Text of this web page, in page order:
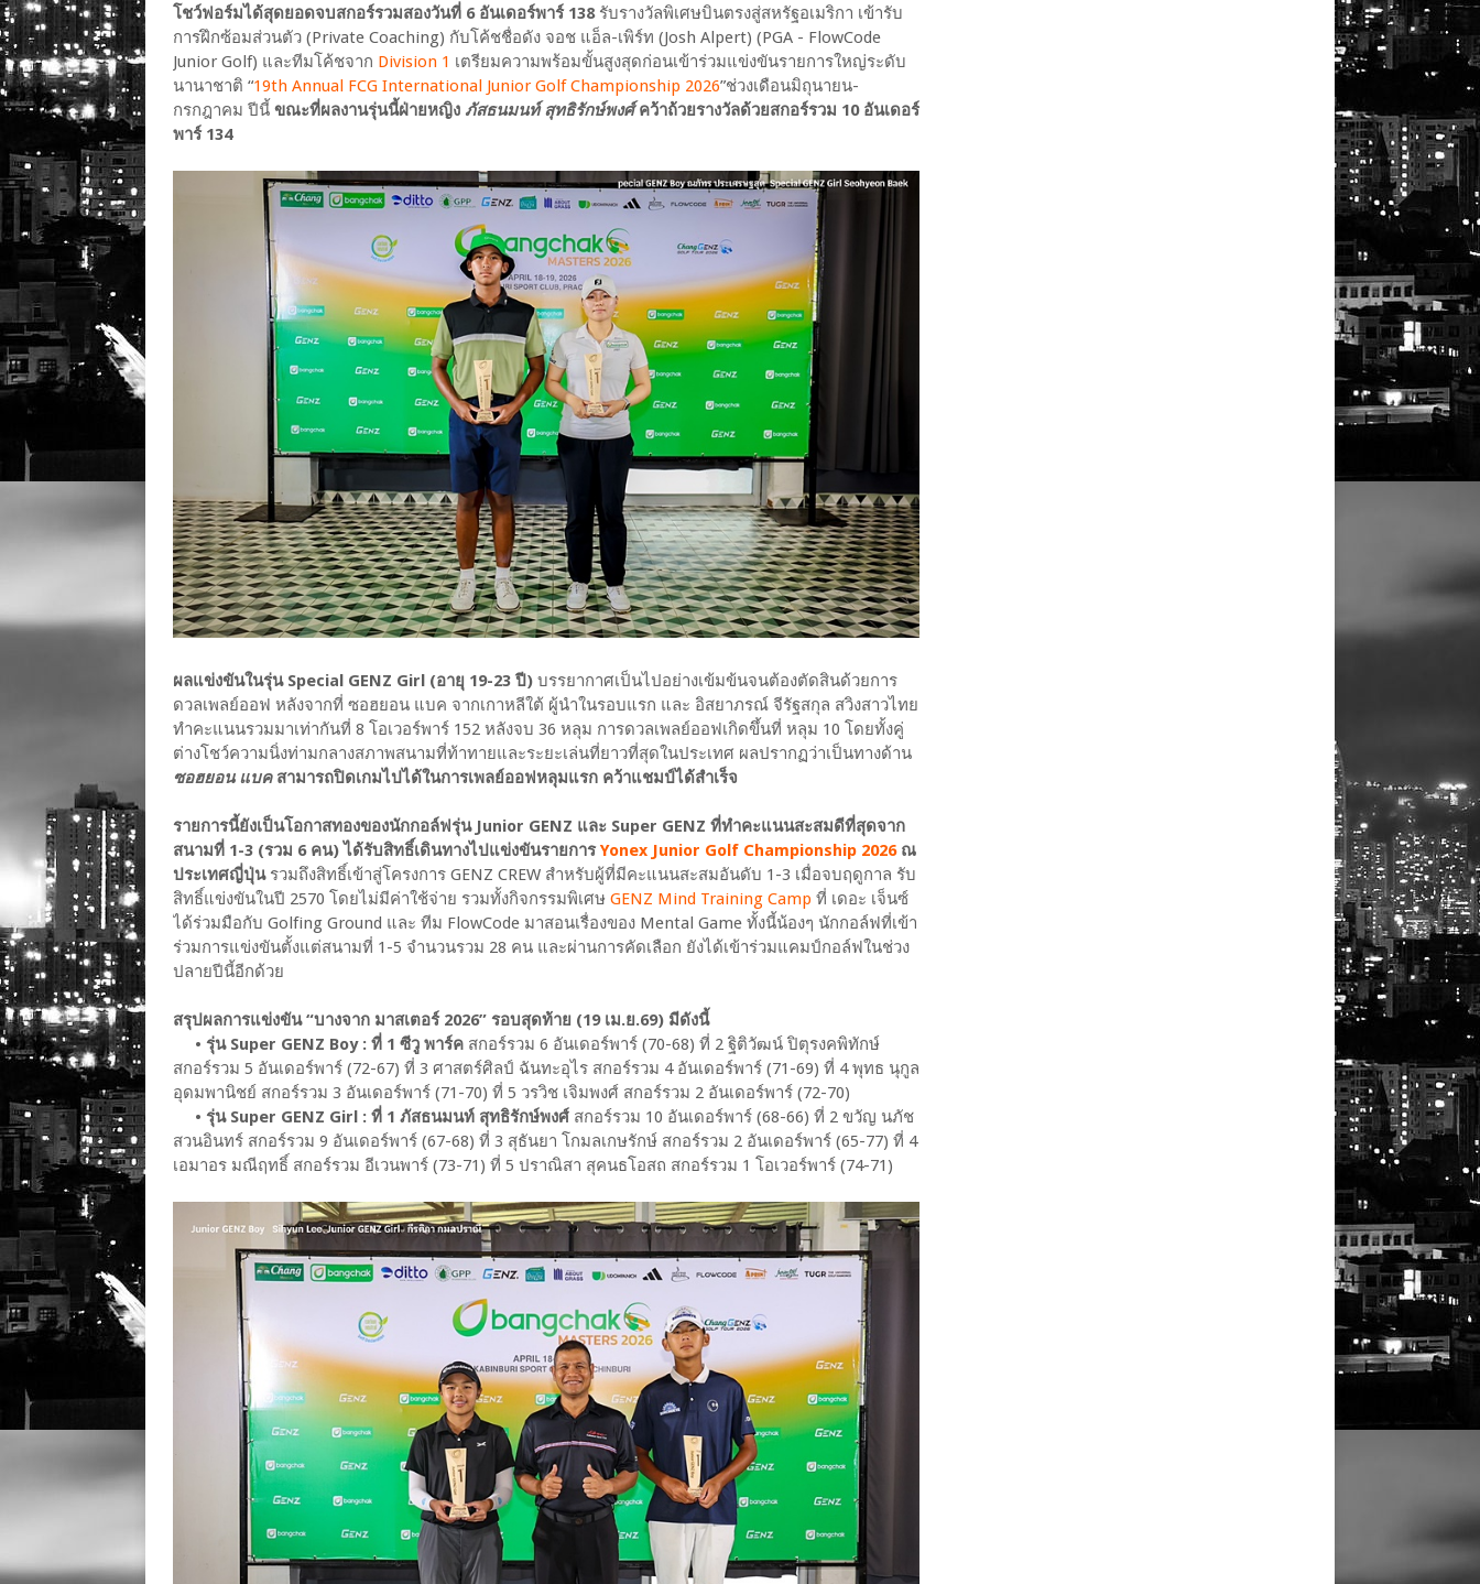
โชว์ฟอร์มได้สุดยอดจบสกอร์รวมสองวันที่ 6 อันเดอร์พาร์ 138 รับรางวัลพิเศษบินตรงสู่สหรัฐอเมริกา เข้ารับ
การฝึกซ้อมส่วนตัว (Private Coaching) กับโค้ชชื่อดัง จอช แอ็ล-เพิร์ท (Josh Alpert) (PGA - FlowCode
Junior Golf) และทีมโค้ชจาก Division 1 เตรียมความพร้อมขั้นสูงสุดก่อนเข้าร่วมแข่งขันรายการใหญ่ระดับ
นานาชาติ “19th Annual FCG International Junior Golf Championship 2026”ช่วงเดือนมิถุนายน-
กรกฎาคม ปีนี้ ขณะที่ผลงานรุ่นนี้ฝ่ายหญิง ภัสธนมนท์ สุทธิรักษ์พงศ์คว้าถ้วยรางวัลด้วยสกอร์รวม 10 อันเดอร์
พาร์ 134
ผลแข่งขันในรุ่น Special GENZ Girl (อายุ 19-23 ปี) บรรยากาศเป็นไปอย่างเข้มข้นจนต้องตัดสินด้วยการ
ดวลเพลย์ออฟ หลังจากที่ ซอฮยอน แบค จากเกาหลีใต้ ผู้นำในรอบแรก และ อิสยาภรณ์ จีรัฐสกุล สวิงสาวไทย
ทำคะแนนรวมมาเท่ากันที่ 8 โอเวอร์พาร์ 152 หลังจบ 36 หลุม การดวลเพลย์ออฟเกิดขึ้นที่ หลุม 10 โดยทั้งคู่
ต่างโชว์ความนิ่งท่ามกลางสภาพสนามที่ท้าทายและระยะเล่นที่ยาวที่สุดในประเทศ ผลปรากฏว่าเป็นทางด้าน
ซอฮยอน แบค สามารถปิดเกมไปได้ในการเพลย์ออฟหลุมแรก คว้าแชมป์ได้สำเร็จ
รายการนี้ยังเป็นโอกาสทองของนักกอล์ฟรุ่น Junior GENZ และ Super GENZ ที่ทำคะแนนสะสมดีที่สุดจาก
สนามที่ 1-3 (รวม 6 คน) ได้รับสิทธิ์เดินทางไปแข่งขันรายการYonex Junior Golf Championship 2026ณ
ประเทศญี่ปุ่นรวมถึงสิทธิ์เข้าสู่โครงการ GENZ CREW สำหรับผู้ที่มีคะแนนสะสมอันดับ 1-3 เมื่อจบฤดูกาล รับ
สิทธิ์แข่งขันในปี 2570 โดยไม่มีค่าใช้จ่าย รวมทั้งกิจกรรมพิเศษ GENZ Mind Training Camp ที่ เดอะ เจ็นซ์
ได้ร่วมมือกับ Golfing Ground และ ทีม FlowCode มาสอนเรื่องของ Mental Game ทั้งนี้น้องๆ นักกอล์ฟที่เข้า
ร่วมการแข่งขันตั้งแต่สนามที่ 1-5 จำนวนรวม 28 คน และผ่านการคัดเลือก ยังได้เข้าร่วมแคมป์กอล์ฟในช่วง
ปลายปีนี้อีกด้วย
สรุปผลการแข่งขัน “บางจาก มาสเตอร์ 2026” รอบสุดท้าย (19 เม.ย.69) มีดังนี้
• รุ่น Super GENZ Boy : ที่ 1 ซีวู พาร์ค สกอร์รวม 6 อันเดอร์พาร์ (70-68) ที่ 2 ฐิติวัฒน์ ปิตุรงคพิทักษ์
สกอร์รวม 5 อันเดอร์พาร์ (72-67) ที่ 3 ศาสตร์ศิลป์ ฉันทะอุไร สกอร์รวม 4 อันเดอร์พาร์ (71-69) ที่ 4 พุทธ นุกูล
อุดมพานิชย์ สกอร์รวม 3 อันเดอร์พาร์ (71-70) ที่ 5 วรวิช เจิมพงศ์ สกอร์รวม 2 อันเดอร์พาร์ (72-70)
• รุ่น Super GENZ Girl : ที่ 1 ภัสธนมนท์ สุทธิรักษ์พงศ์ สกอร์รวม 10 อันเดอร์พาร์ (68-66) ที่ 2 ขวัญ นภัช
สวนอินทร์ สกอร์รวม 9 อันเดอร์พาร์ (67-68) ที่ 3 สุธันยา โกมลเกษรักษ์ สกอร์รวม 2 อันเดอร์พาร์ (65-77) ที่ 4
เอมาอร มณีฤทธิ์ สกอร์รวม อีเวนพาร์ (73-71) ที่ 5 ปราณิสา สุคนธโอสถ สกอร์รวม 1 โอเวอร์พาร์ (74-71)